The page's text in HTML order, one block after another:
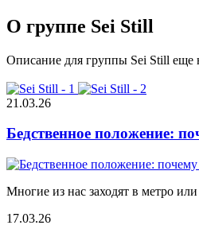
О группе Sei Still
Описание для группы Sei Still еще
21.03.26
Бедственное положение:
Многие из нас заходят в метро
17.03.26